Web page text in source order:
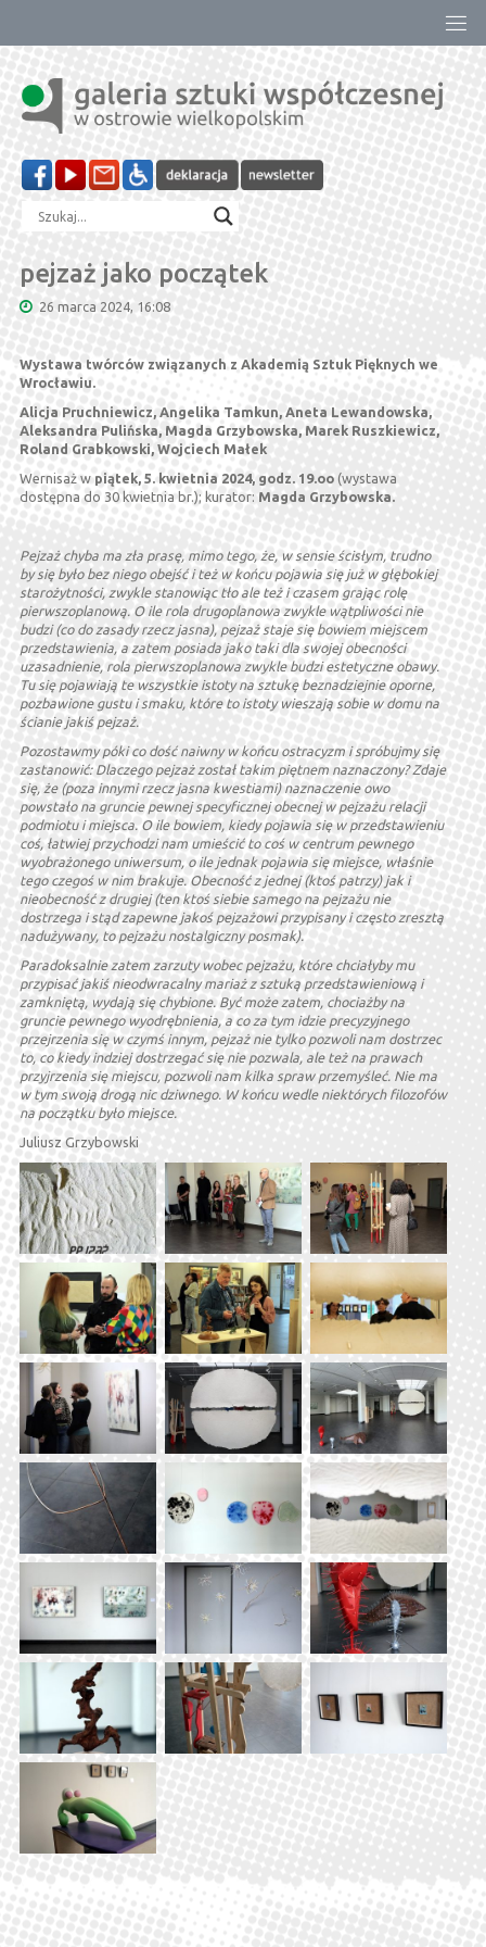
treści
pejzaż jako początek
26 marca 2024, 16:08
Wystawa twórców związanych z Akademią Sztuk Pięknych we
Wrocławiu.
Alicja Pruchniewicz, Angelika Tamkun, Aneta Lewandowska,
Aleksandra Pulińska, Magda Grzybowska, Marek Ruszkiewicz,
Roland Grabkowski, Wojciech Małek
Wernisaż w piątek, 5. kwietnia 2024, godz. 19.oo (wystawa
dostępna do 30 kwietnia br.); kurator: Magda Grzybowska.
Pejzaż chyba ma zła prasę, mimo tego, że, w sensie ścisłym, trudno
by się było bez niego obejść i też w końcu pojawia się już w głębokiej
starożytności, zwykle stanowiąc tło ale też i czasem grając rolę
pierwszoplanową. O ile rola drugoplanowa zwykle wątpliwości nie
budzi (co do zasady rzecz jasna), pejzaż staje się bowiem miejscem
przedstawienia, a zatem posiada jako taki dla swojej obecności
uzasadnienie, rola pierwszoplanowa zwykle budzi estetyczne obawy.
Tu się pojawiają te wszystkie istoty na sztukę beznadziejnie oporne,
pozbawione gustu i smaku, które to istoty wieszają sobie w domu na
ścianie jakiś pejzaż.
Pozostawmy póki co dość naiwny w końcu ostracyzm i spróbujmy się
zastanowić: Dlaczego pejzaż został takim piętnem naznaczony? Zdaje
się, że (poza innymi rzecz jasna kwestiami) naznaczenie owo
powstało na gruncie pewnej specyficznej obecnej w pejzażu relacji
podmiotu i miejsca. O ile bowiem, kiedy pojawia się w przedstawieniu
coś, łatwiej przychodzi nam umieścić to coś w centrum pewnego
wyobrażonego uniwersum, o ile jednak pojawia się miejsce, właśnie
tego czegoś w nim brakuje. Obecność z jednej (ktoś patrzy) jak i
nieobecność z drugiej (ten ktoś siebie samego na pejzażu nie
dostrzega i stąd zapewne jakoś pejzażowi przypisany i często zresztą
nadużywany, to pejzażu nostalgiczny posmak).
Paradoksalnie zatem zarzuty wobec pejzażu, które chciałyby mu
przypisać jakiś nieodwracalny mariaż z sztuką przedstawieniową i
zamkniętą, wydają się chybione. Być może zatem, chociażby na
gruncie pewnego wyodrębnienia, a co za tym idzie precyzyjnego
przejrzenia się w czymś innym, pejzaż nie tylko pozwoli nam dostrzec
to, co kiedy indziej dostrzegać się nie pozwala, ale też na prawach
przyjrzenia się miejscu, pozwoli nam kilka spraw przemyśleć. Nie ma
w tym swoją drogą nic dziwnego. W końcu wedle niektórych filozofów
na początku było miejsce.
Juliusz Grzybowski